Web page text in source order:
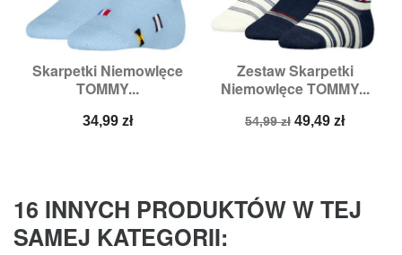
Skarpetki Niemowlęce
TOMMY...
Cena
34,99 zł
Zestaw Skarpetki
Niemowlęce TOMMY...
Cena
54,99 zł Cena
49,49 zł
16 INNYCH PRODUKTÓW W TEJ
SAMEJ KATEGORII: